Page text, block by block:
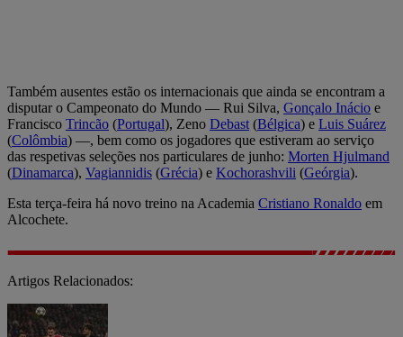
Também ausentes estão os internacionais que ainda se encontram a
disputar o Campeonato do Mundo — Rui Silva, Gonçalo Inácio e
Francisco Trincão (Portugal), Zeno Debast (Bélgica) e Luis Suárez
(Colômbia) —, bem como os jogadores que estiveram ao serviço
das respetivas seleções nos particulares de junho: Morten Hjulmand
(Dinamarca), Vagiannidis (Grécia) e Kochorashvili (Geórgia).
Esta terça-feira há novo treino na Academia Cristiano Ronaldo em
Alcochete.
Artigos Relacionados: